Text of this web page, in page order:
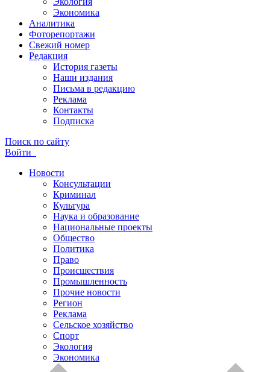
Экономика
Аналитика
Фоторепортажи
Свежий номер
Редакция
История газеты
Наши издания
Письма в редакцию
Реклама
Контакты
Подписка
Поиск по сайту
Войти
Новости
Консультации
Криминал
Культура
Наука и образование
Национальные проекты
Общество
Политика
Право
Происшествия
Промышленность
Прочие новости
Регион
Реклама
Сельское хозяйство
Спорт
Экология
Экономика